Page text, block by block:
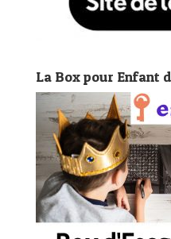
La Box pour Enfant